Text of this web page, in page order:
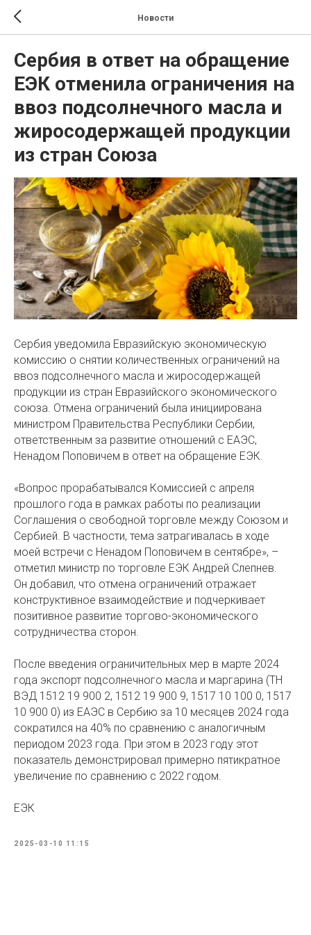
Новости
Сербия в ответ на обращение
ЕЭК отменила ограничения на
ввоз подсолнечного масла и
жиросодержащей продукции
из стран Союза
Сербия уведомила Евразийскую экономическую
комиссию о снятии количественных ограничений на
ввоз подсолнечного масла и жиросодержащей
продукции из стран Евразийского экономического
союза. Отмена ограничений была инициирована
министром Правительства Республики Сербии,
ответственным за развитие отношений с ЕАЭС,
Ненадом Поповичем в ответ на обращение ЕЭК.
«Вопрос прорабатывался Комиссией с апреля
прошлого года в рамках работы по реализации
Соглашения о свободной торговле между Союзом и
Сербией. В частности, тема затрагивалась в ходе
моей встречи с Ненадом Поповичем в сентябре», –
отметил министр по торговле ЕЭК Андрей Слепнев.
Он добавил, что отмена ограничений отражает
конструктивное взаимодействие и подчеркивает
позитивное развитие торгово-экономического
сотрудничества сторон.
После введения ограничительных мер в марте 2024
года экспорт подсолнечного масла и маргарина (ТН
ВЭД 1512 19 900 2, 1512 19 900 9, 1517 10 100 0, 1517
10 900 0) из ЕАЭС в Сербию за 10 месяцев 2024 года
сократился на 40% по сравнению с аналогичным
периодом 2023 года. При этом в 2023 году этот
показатель демонстрировал примерно пятикратное
увеличение по сравнению с 2022 годом.
ЕЭК
2025-03-10 11:15